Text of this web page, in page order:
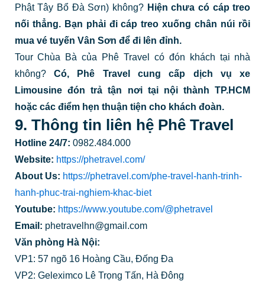
Phật Tây Bổ Đà Sơn) không? Hiện chưa có cáp treo
nối thẳng. Bạn phải đi cáp treo xuống chân núi rồi
mua vé tuyến Vân Sơn để đi lên đỉnh.
Tour Chùa Bà của Phê Travel có đón khách tại nhà
không? Có, Phê Travel cung cấp dịch vụ xe
Limousine đón trả tận nơi tại nội thành TP.HCM
hoặc các điểm hẹn thuận tiện cho khách đoàn.
9. Thông tin liên hệ Phê Travel
Hotline 24/7: 0982.484.000
Website: https://phetravel.com/
About Us: https://phetravel.com/phe-travel-hanh-trinh-
hanh-phuc-trai-nghiem-khac-biet
Youtube: https://www.youtube.com/@phetravel
Email: phetravelhn@gmail.com
Văn phòng Hà Nội:
VP1: 57 ngõ 16 Hoàng Cầu, Đống Đa
VP2: Geleximco Lê Trọng Tấn, Hà Đông